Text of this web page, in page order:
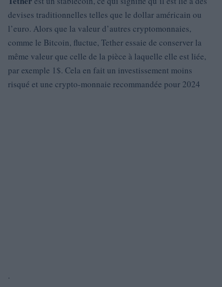
devises traditionnelles telles que le dollar américain ou
l’euro. Alors que la valeur d’autres cryptomonnaies,
comme le Bitcoin, fluctue, Tether essaie de conserver la
même valeur que celle de la pièce à laquelle elle est liée,
par exemple 1$. Cela en fait un investissement moins
risqué et une crypto-monnaie recommandée pour 2024
.